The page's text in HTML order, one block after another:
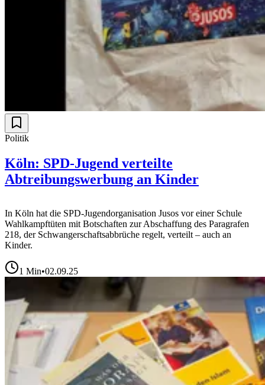
Politik
Köln: SPD-Jugend verteilte
Abtreibungswerbung an Kinder
In Köln hat die SPD-Jugendorganisation Jusos vor einer Schule
Wahlkampftüten mit Botschaften zur Abschaffung des Paragrafen
218, der Schwangerschaftsabbrüche regelt, verteilt – auch an
Kinder.
1 Min•02.09.25